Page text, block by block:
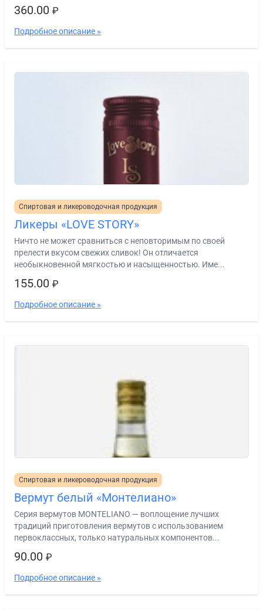
360.00 ₽
Подробное описание »
Спиртовая и ликероводочная продукция
Ликеры «LOVE STORY»
Ничто не может сравниться с неповторимым по своей
прелести вкусом свежих сливок! Он отличается
необыкновенной мягкостью и насыщенностью. Име...
155.00 ₽
Подробное описание »
Спиртовая и ликероводочная продукция
Вермут белый «Монтелиано»
Серия вермутов MONTELIANO — воплощение лучших
традиций приготовления вермутов с использованием
первоклассных, только натуральных компонентов...
90.00 ₽
Подробное описание »